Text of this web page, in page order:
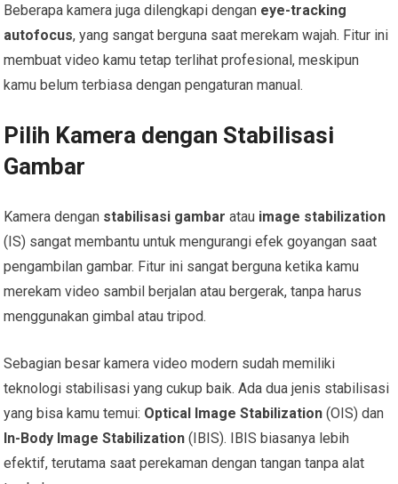
Beberapa kamera juga dilengkapi dengan eye-tracking
autofocus, yang sangat berguna saat merekam wajah. Fitur ini
membuat video kamu tetap terlihat profesional, meskipun
kamu belum terbiasa dengan pengaturan manual.
Pilih Kamera dengan Stabilisasi
Gambar
Kamera dengan stabilisasi gambar atau image stabilization
(IS) sangat membantu untuk mengurangi efek goyangan saat
pengambilan gambar. Fitur ini sangat berguna ketika kamu
merekam video sambil berjalan atau bergerak, tanpa harus
menggunakan gimbal atau tripod.
Sebagian besar kamera video modern sudah memiliki
teknologi stabilisasi yang cukup baik. Ada dua jenis stabilisasi
yang bisa kamu temui: Optical Image Stabilization (OIS) dan
In-Body Image Stabilization (IBIS). IBIS biasanya lebih
efektif, terutama saat perekaman dengan tangan tanpa alat